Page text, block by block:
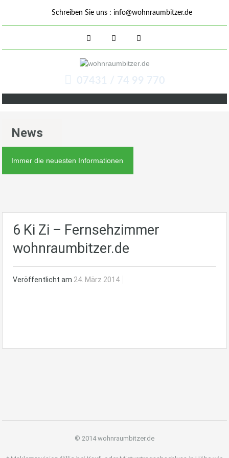
Schreiben Sie uns : info@wohnraumbitzer.de
07431 / 74 99 770
News
Immer die neuesten Informationen
6 Ki Zi – Fernsehzimmer
wohnraumbitzer.de
Veröffentlicht am 24. März 2014
© 2014 wohnraumbitzer.de